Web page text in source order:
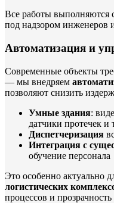
Все работы выполняются
под надзором инженеров
Автоматизация и
Современные объекты
— мы внедряем
позволяют снизить
Умные здания:
датчики протечек и
Диспетчеризация
Интеграция с
обучение персонала
Это особенно актуально
логистических
процессов и